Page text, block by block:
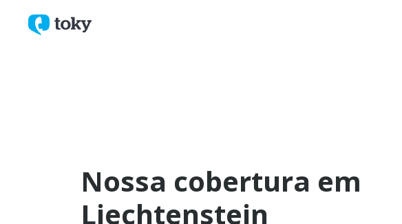
Nossa cobertura em
Liechtenstein